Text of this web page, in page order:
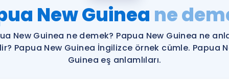
YDS ve YÖKDİL
YDS ve YÖKDİL'e
New Guinea ne
New Guinea ne demek? Papua New Guinea ne
Papua New Guinea İngilizce örnek cümle. Papua
Guinea eş anlamlıları.